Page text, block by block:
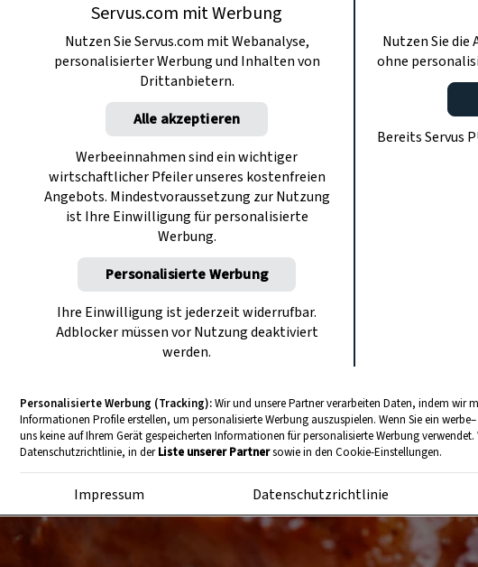
Servus.com mit Werbung
Nutzen Sie Servus.com mit Webanalyse,
personalisierter Werbung und Inhalten von
Drittanbietern.
Alle akzeptieren
Werbeeinnahmen sind ein wichtiger
wirtschaftlicher Pfeiler unseres kostenfreien
Angebots. Mindestvoraussetzung zur Nutzung
ist Ihre Einwilligung für personalisierte
Werbung.
Personalisierte Werbung
Ihre Einwilligung ist jederzeit widerrufbar.
Adblocker müssen vor Nutzung deaktiviert
werden.
Nutzen Sie die
ohne
Bereits Servus
Personalisierte Werbung (Tracking):Wir und unsere Partner verarbeiten Daten, indem wir
Informationen Profile erstellen, um personalisierte Werbung auszuspielen. Wenn Sie ein
uns keine auf Ihrem Gerät gespeicherten Informationen für personalisierte Werbung
Datenschutzrichtlinie, in derListe unserer Partnersowie in den Cookie-Einstellungen.
Impressum Datenschutzrichtlinie